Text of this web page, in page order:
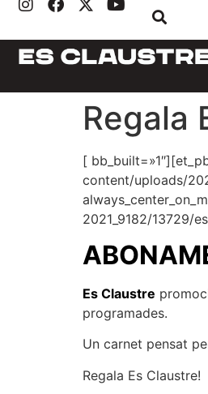
Regala
[
content/uploads/
2021_9182/13729/
Es Claustre
programades.
Un carnet pensat
Regala Es Claustre!